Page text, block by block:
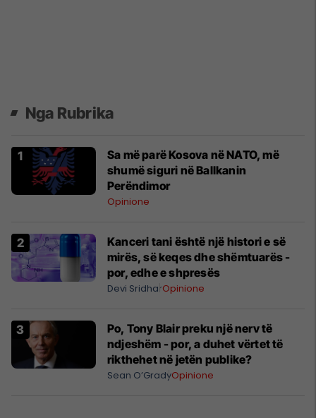
Nga Rubrika
Sa më parë Kosova në NATO, më
shumë siguri në Ballkanin
Perëndimor
Opinione
Kanceri tani është një histori e së
mirës, së keqes dhe shëmtuarës -
por, edhe e shpresës
Devi SridharOpinione
Po, Tony Blair preku një nerv të
ndjeshëm - por, a duhet vërtet të
rikthehet në jetën publike?
Sean O’GradyOpinione